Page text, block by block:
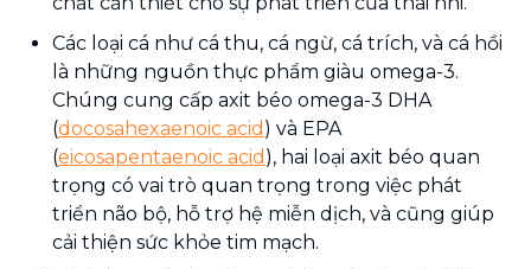
Các loại cá như cá thu, cá ngừ, cá trích, và cá hồi
là những nguồn thực phẩm giàu omega-3.
Chúng cung cấp axit béo omega-3 DHA
(docosahexaenoic acid ) và EPA
(eicosapentaenoic acid ), hai loại axit béo quan
trọng có vai trò quan trọng trong việc phát
triển não bộ, hỗ trợ hệ miễn dịch, và cũng giúp
cải thiện sức khỏe tim mạch.